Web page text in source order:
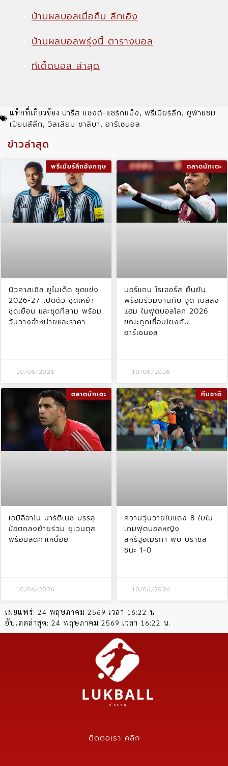
บ้านผลบอลเมื่อคืน ลีกเอิง
บ้านผลบอลพรุ่งนี้ ตารางบอล
ทีเด็ดบอล ล่าสุด
แท็กที่เกียวข้อง ปารีส แซงต์-แชร์กแม็ง พรีเมียร์ลีก ยูฟ่าแชม
เปียนส์ลีก วิลเลียม ซาลิบา อาร์เซนอล
ข่าวล่าสุด
พรีเมียร์ลีกอังกฤษ
นิวคาสเซิล ยูไนเต็ด ชุดแข่ง
2026-27 เปิดตัว ชุดเหย้า
ชุดเยือน และชุดที่สาม พร้อม
วันวางจำหน่ายและราคา
10/06/2026
ตลาดนักเตะ
มอร์แกน โรเจอร์ส ยืนยัน
พร้อมร่วมงานกับ จูด เบลลิ่ง
แฮม ในฟุตบอลโลก 2026
ขณะถูกเชื่อมโยงกับ
อาร์เซนอล
10/06/2026
ตลาดนักเตะ
เอมิลิอาโน มาร์ติเนซ บรรลุ
ข้อตกลงย้ายร่วม ยูเวนตุส
พร้อมลดค่าเหนื่อย
10/06/2026
ทีมชาติ
ความวุ่นวายใบแดง 8 ใบใน
เกมฟุตบอลหญิง
สหรัฐอเมริกา พบ บราซิล
ชนะ 1-0
10/06/2026
เผยแพร่: 24 พฤษภาคม 2569 เวลา 16:22 น.
อัปเดตล่าสุด: 24 พฤษภาคม 2569 เวลา 16:22 น.
ติดต่อเรา คลิก